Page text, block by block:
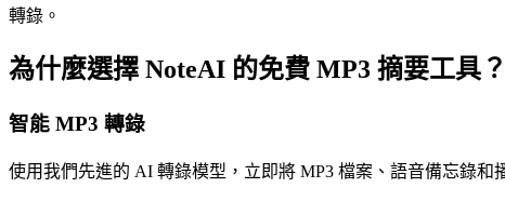
轉錄。
為什麼選擇 NoteAI 的免費 MP3 摘要工具？
智能 MP3 轉錄
使用我們先進的 AI 轉錄模型，立即將 MP3 檔案、語音備忘錄和